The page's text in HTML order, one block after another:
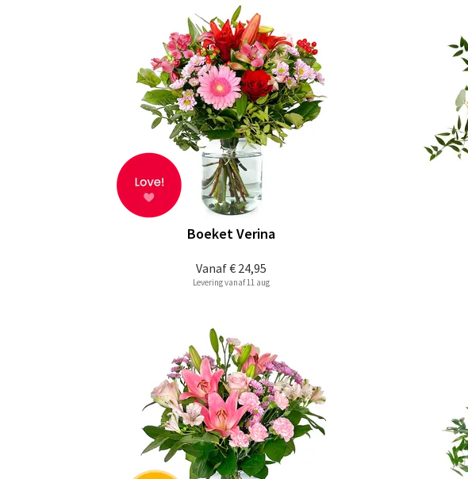
Vanaf€ 24,95
Boeket Verina
Levering vanaf 11 aug